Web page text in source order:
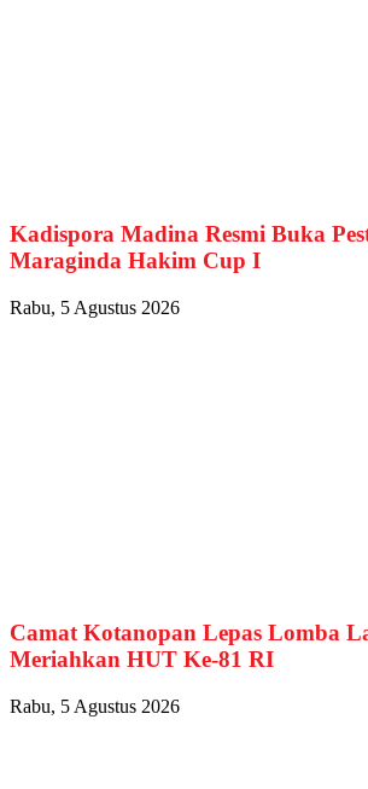
Kadispora Madina Resmi Buka
Maraginda Hakim Cup I
Rabu, 5 Agustus 2026
Camat Kotanopan Lepas Lomba
Meriahkan HUT Ke-81 RI
Rabu, 5 Agustus 2026